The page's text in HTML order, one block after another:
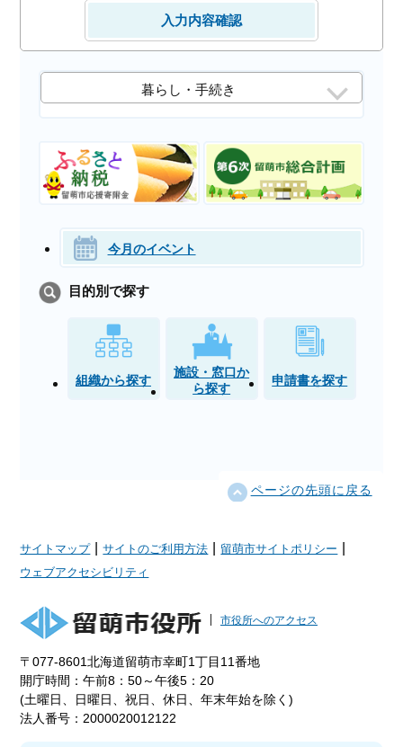
暮らし・手続き
今月のイベント
目的別で探す
組織から探す
施設・窓口か
ら探す
申請書を探す
ページの先頭に戻る
サイトマップ サイトのご利用方法 留萌市サイトポリシー
ウェブアクセシビリティ
市役所へのアクセス
〒077-8601北海道留萌市幸町1丁目11番地
開庁時間：午前8：50～午後5：20
(土曜日、日曜日、祝日、休日、年末年始を除く)
法人番号：2000020012122